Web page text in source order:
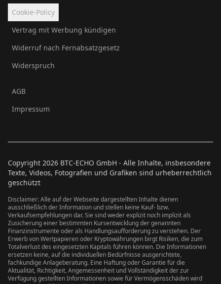
Cookie-Policy
Vertrag mit Werbung kündigen
Widerruf nach Fernabsatzgesetz
Widerspruch
AGB
Impressum
Copyright 2026 BTC-ECHO GmbH - Alle Inhalte, insbesondere
Texte, Videos, Fotografien und Grafiken sind urheberrechtlich
geschützt
Disclaimer: Alle auf der Webseite dargestellten Inhalte dienen
ausschließlich der Information und stellen keine Kauf- bzw.
Verkaufsempfehlungen dar. Sie sind weder explizit noch implizit als
Zusicherung einer bestimmten Kursentwicklung der genannten
Finanzinstrumente oder als Handlungsaufforderung zu verstehen. Der
Erwerb von Wertpapieren oder Kryptowährungen birgt Risiken, die zum
Totalverlust des eingesetzten Kapitals führen können. Die Informationen
ersetzen keine, auf die individuellen Bedürfnisse ausgerichtete,
fachkundige Anlageberatung. Eine Haftung oder Garantie für die
Aktualität, Richtigkeit, Angemessenheit und Vollständigkeit der zur
Verfügung gestellten Informationen sowie für Vermögensschäden wird